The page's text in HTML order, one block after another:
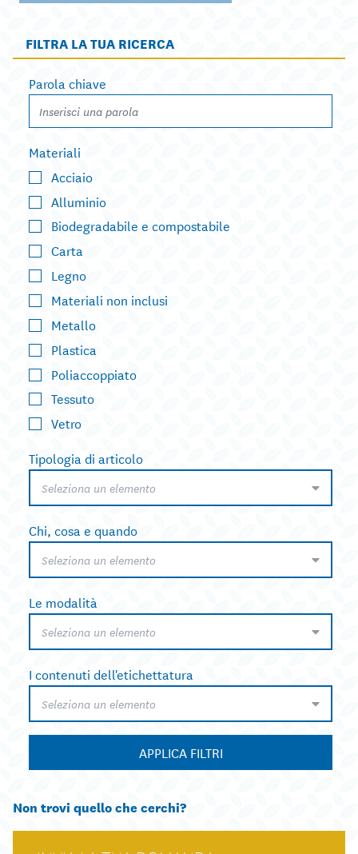
FILTRA LA TUA RICERCA
Parola chiave
Materiali
Acciaio
Alluminio
Biodegradabile e compostabile
Carta
Legno
Materiali non inclusi
Metallo
Plastica
Poliaccoppiato
Tessuto
Vetro
Tipologia di articolo
Seleziona un elemento
Chi, cosa e quando
Seleziona un elemento
Le modalità
Seleziona un elemento
I contenuti dell'etichettatura
Seleziona un elemento
APPLICA FILTRI
Non trovi quello che cerchi?